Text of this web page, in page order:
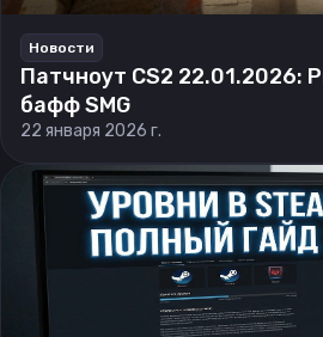
Новости
Патчноут CS2 22.01.2026:
бафф SMG
22 января 2026 г.